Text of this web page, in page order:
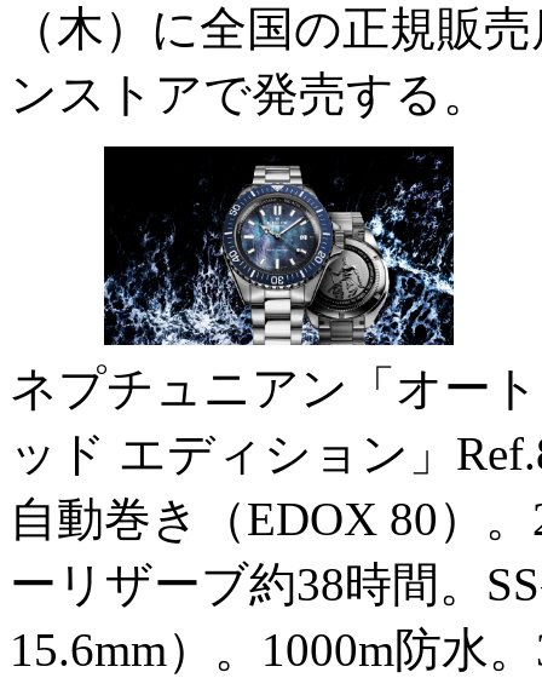
（木）に全国の正規販
ンストアで発売する。
ネプチュニアン「オー
ッド エディション」
自動巻き（EDOX 80）
ーリザーブ約38時間。
15.6mm）。1000m防水